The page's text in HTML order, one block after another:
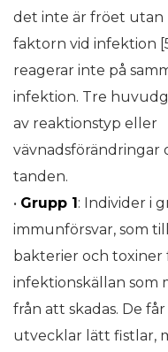
det inte är fröet utan
faktorn vid infektion
reagerar inte på
infektion. Tre
av reaktionstyp eller
vävnadsförändringar
tanden.
• Grupp 1: Individer i
immunförsvar, som
bakterier och toxiner
infektionskällan som
från att skadas. De
utvecklar lätt fistlar,